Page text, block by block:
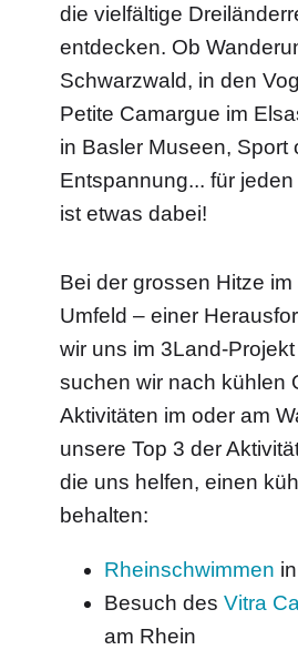
die vielfältige
entdecken. Ob
Schwarzwald, in den
Petite Camargue im
in Basler Museen, Sport
Entspannung... für
ist etwas dabei!
Bei der grossen Hitze
Umfeld – einer
wir uns im 3Land-
suchen wir nach kühlen
Aktivitäten im oder am
unsere Top 3 der
die uns helfen, einen
behalten:
Rheinschwimmen
Besuch desVitra
am Rhein